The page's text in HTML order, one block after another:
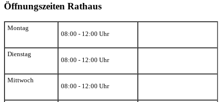
Öffnungszeiten Rathaus
Montag
08:00 - 12:00 Uhr
Dienstag
08:00 - 12:00 Uhr
Mittwoch
08:00 - 12:00 Uhr